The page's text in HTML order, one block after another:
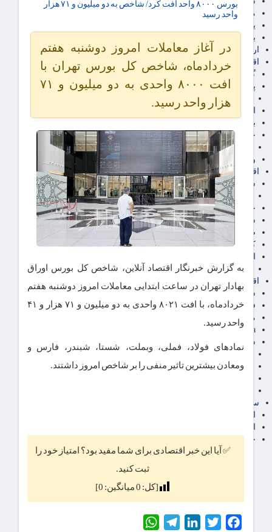
مالیات
یارانه و معیشت مردم
برق، آب و انرژی
ارز دیجیتال
اقتصاد اجتماعی
گردشگری
پزشکی، سلامت و زیبایی
ایران مدلب
بازنشستگان
حقوق و قضایی
دفتر وکیل
ورزشی
اقتصاد شهری و روستایی
شهر و مسکن و عمران
گسترش ساختمان
حمل و نقل
شهرک های صنعتی
صنایع غذایی
کشاورزی و دامداری
استان تهران
اقتصاد بین الملل
سیاسی
فارکس
مناطق آزاد تجاری
24intermedia
سایر اخبار اقتصادی
عمومی و سرگرمی
فناوری
سایر رسانه ها
خرید انواع دیزل ژنراتور
بورس ۸۰۰۰ واحد افت کرد/ شاخص به دو میلیون و ۷۱ هزار
واحد رسید
در آغاز معاملات امروز دوشنبه هفتم
خردادماه، شاخص کل بورس تهران با
افت ۸۰۰۰ واحدی به دو میلیون و ۷۱
هزار واحد رسید.
به گزارش خبرنگار اقتصاد آنلاین، شاخص کل بورس اوراق
بهادار تهران در ساعت ابتدایی معاملات امروز دوشنبه هفتم
خردادماه، با افت ۸۰۲۱ واحدی به دو میلیون و ۷۱ هزار و ۴۱
واحد رسید.
نمادهای فولاد، فملی، وبملت، شستا، شبندر، فارس و
ومعادن بیشترین تاثیر منفی را بر شاخص امروز داشتند.
✅ آیا این خبر اقتصادی برای شما مفید بود؟ امتیاز خود را
ثبت کنید.
[کل: 0میانگین: 0
]
Facebook
Twitter
LinkedIn
Telegram